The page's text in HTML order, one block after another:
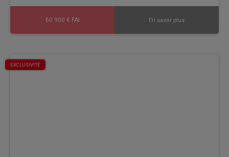
60 900 € FAI En savoir plus
EXCLUSIVITÉ